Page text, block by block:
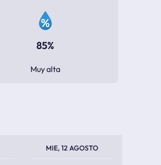
85%
Muy alta
MIE, 12 AGOSTO